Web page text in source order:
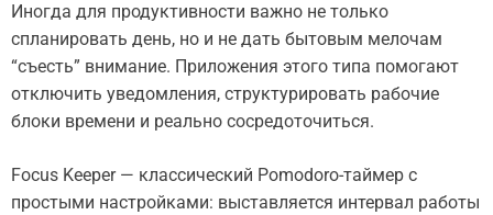
Иногда для продуктивности важно не только
спланировать день, но и не дать бытовым мелочам
“съесть” внимание. Приложения этого типа помогают
отключить уведомления, структурировать рабочие
блоки времени и реально сосредоточиться.
Focus Keeper — классический Pomodoro-таймер с
простыми настройками: выставляется интервал работы